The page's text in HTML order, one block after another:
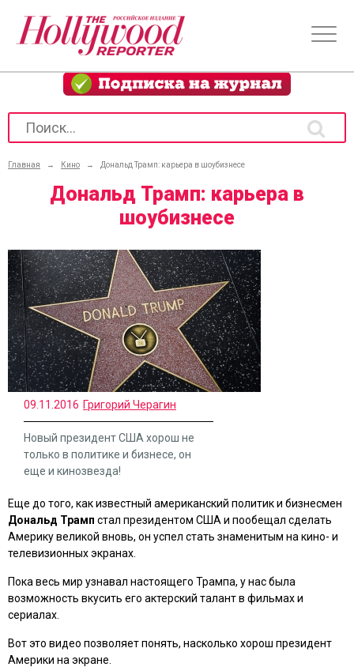
Главная → Кино → Дональд Трамп: карьера в шоубизнесе
Дональд Трамп: карьера в
шоубизнесе
09.11.2016 Григорий Черагин
Новый президент США хорош не
только в политике и бизнесе, он
еще и кинозвезда!
Еще до того, как известный американский политик и бизнесмен
Дональд Трамп стал президентом США и пообещал сделать
Америку великой вновь, он успел стать знаменитым на кино- и
телевизионных экранах.
Пока весь мир узнавал настоящего Трампа, у нас была
возможность вкусить его актерский талант в фильмах и
сериалах.
Вот это видео позволяет понять, насколько хорош президент
Америки на экране.